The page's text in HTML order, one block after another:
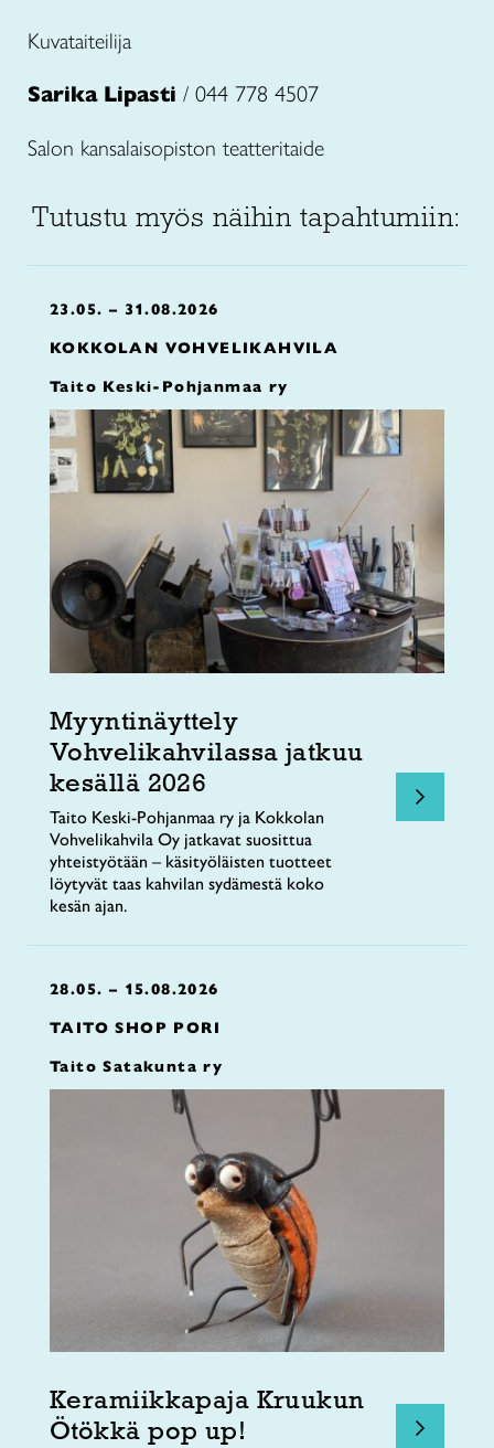
Kuvataiteilija
Sarika Lipasti / 044 778 4507
Salon kansalaisopiston teatteritaide
Tutustu myös näihin tapahtumiin:
23.05. – 31.08.2026
KOKKOLAN VOHVELIKAHVILA
Taito Keski-Pohjanmaa ry
Myyntinäyttely
Vohvelikahvilassa jatkuu
kesällä 2026
Taito Keski-Pohjanmaa ry ja Kokkolan
Vohvelikahvila Oy jatkavat suosittua
yhteistyötään – käsityöläisten tuotteet
löytyvät taas kahvilan sydämestä koko
kesän ajan.
28.05. – 15.08.2026
TAITO SHOP PORI
Taito Satakunta ry
Keramiikkapaja Kruukun
Ötökkä pop up!